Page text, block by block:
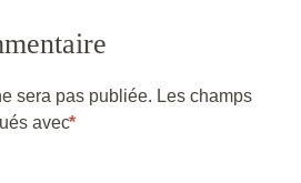
sera pas publiée. Les champs
avec*